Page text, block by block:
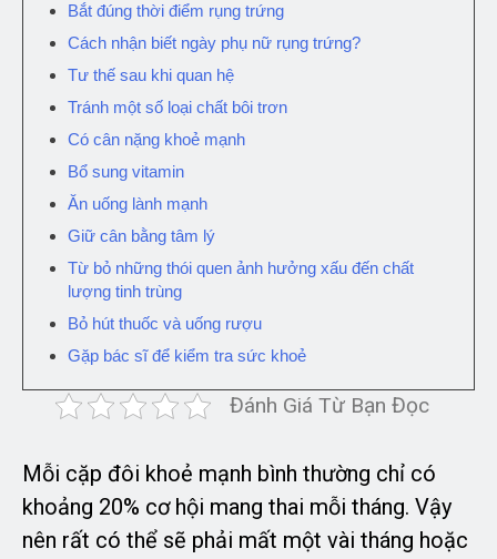
Bắt đúng thời điểm rụng trứng
Cách nhận biết ngày phụ nữ rụng trứng?
Tư thế sau khi quan hệ
Tránh một số loại chất bôi trơn
Có cân nặng khoẻ mạnh
Bổ sung vitamin
Ăn uống lành mạnh
Giữ cân bằng tâm lý
Từ bỏ những thói quen ảnh hưởng xấu đến chất
lượng tinh trùng
Bỏ hút thuốc và uống rượu
Gặp bác sĩ để kiểm tra sức khoẻ
Đánh Giá Từ Bạn Đọc
Mỗi cặp đôi khoẻ mạnh bình thường chỉ có
khoảng 20% cơ hội mang thai mỗi tháng. Vậy
nên rất có thể sẽ phải mất một vài tháng hoặc